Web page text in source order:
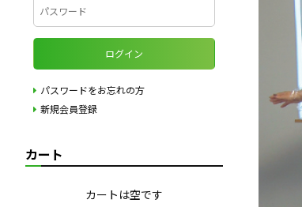
ログイン
パスワードをお忘れの方
新規会員登録
カート
カートは空です